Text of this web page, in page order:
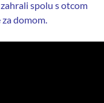
spolu s otcom
domom.